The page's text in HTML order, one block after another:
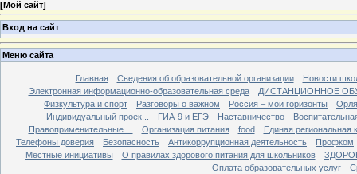
[Мой сайт]
Вход на сайт
Меню сайта
Главная Сведения об образовательной организации
Новости
Электронная информационно-образовательная среда
ДИСТАНЦИОННОЕ
Физкультура и спорт
Разговоры о важном Россия – мои горизонты
Индивидуальный проек...
ГИА-9 и ЕГЭ Наставничество
Правоприменительные ...
Организация питания food
Единая региональная
Телефоны доверия
Безопасность Антикоррупционная деятельность
Профком
Местные инициативы
О правилах здорового питания для школьников
Оплата образовательных услуг